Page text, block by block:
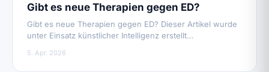
Gibt es neue Therapien gegen ED?
Gibt es neue Therapien gegen ED? Dieser Artikel wurde
unter Einsatz künstlicher Intelligenz erstellt…
5. Apr. 2026